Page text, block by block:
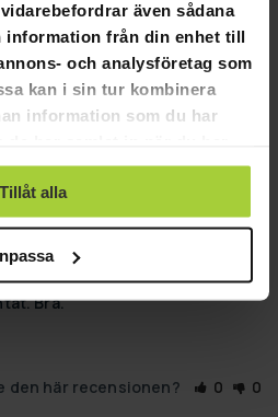
även sådana
information från din enhet till
och analysföretag som
kan i sin tur kombinera
information som du har
Tillåt alla
den här recensionen?
Bra.
den här recensionen? 0 0